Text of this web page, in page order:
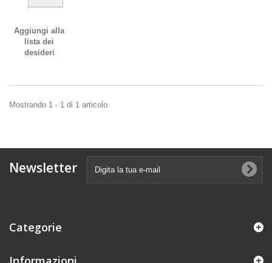
Aggiungi alla
lista dei
desideri
Mostrando 1 - 1 di 1 articolo
Newsletter
Categorie